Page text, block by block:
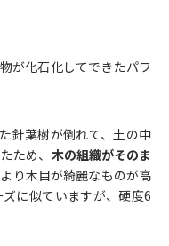
が化石化してできたパワ
針葉樹が倒れて、土の中
ため、 木の組織がそのま
り木目が綺麗なものが高
に似ていますが、硬度6